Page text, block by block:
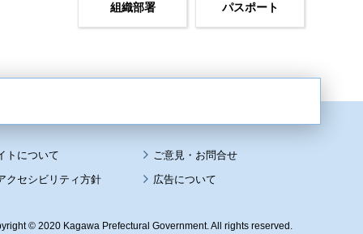
組織部署 パスポート
トについて
クセシビリティ方針
広告について
© 2020 Kagawa Prefectural Government. All rights reserved.